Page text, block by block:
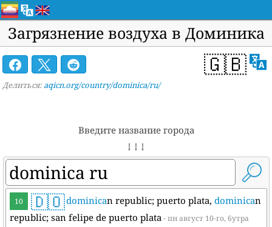
Загрязнение воздуха в Доминика
🇬🇧
Делиться: aqicn.org/country/dominica/ru/
Введите название города
↓ ↓ ↓
10 🇩🇴dominican republic; puerto plata, dominican
republic; san felipe de puerto plata- пн август 10-го, 6утра